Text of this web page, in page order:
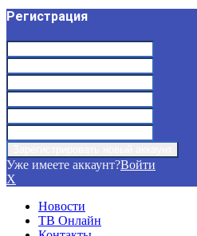
Регистрация
Уже имеете аккаунт?Войти
X
Новости
ТВ Онлайн